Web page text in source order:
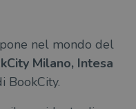
nel mondo del
Milano, Intesa
BookCity.